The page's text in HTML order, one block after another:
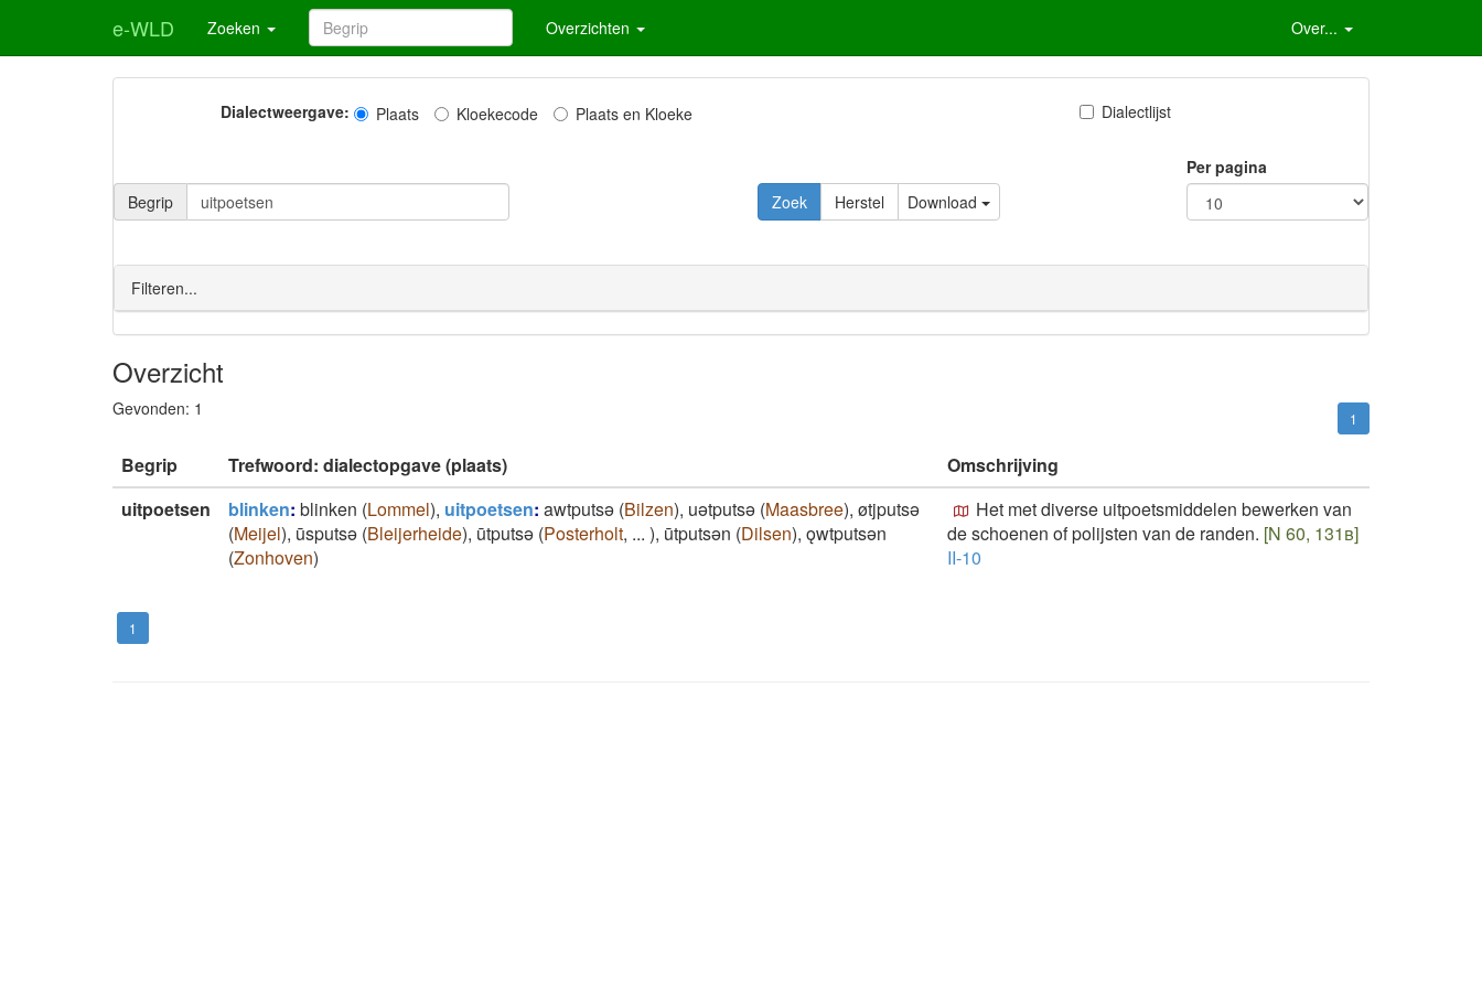
e-WLD Zoeken Overzichten Over...
Dialectweergave: Plaats Kloekecode Plaats en Kloeke Dialectlijst
Begrip Zoek Herstel Download
Per pagina
Filteren...
Overzicht
Gevonden: 1 1
Begrip Trefwoord: dialectopgave (plaats)
Omschrijving
uitpoetsen
blinken: blinken (Lommel), uitpoetsen: awtputsǝ (Bilzen), uǝtputsǝ (Maasbree), øtjputsǝ
(Meijel), ūsputsǝ (Bleijerheide), ūtputsǝ (Posterholt, ... ), ūtputsǝn (Dilsen), ǫwtputsǝn
(Zonhoven)
Het met diverse uitpoetsmiddelen bewerken van
de schoenen of polijsten van de randen. [N 60, 131b]
II-10
1